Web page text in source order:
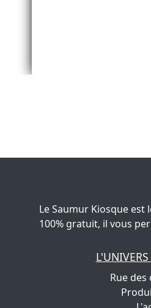
Le Saumur Kiosque
100% gratuit, il vous
Rue